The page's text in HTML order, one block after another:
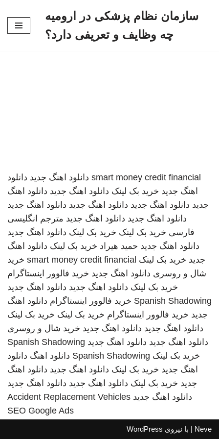
سازمان نظام پزشکی در ارومیه
چه وظایف و تعریفی دارد؟
smart money credit financial دانلود اهنگ جدید دانلود
اهنگ جدید خرید بک لینک دانلود اهنگ جدید دانلود اهنگ
جدید دانلود اهنگ جدید دانلود اهنگ جدید دانلود اهنگ جدید
دانلود اهنگ جدید دانلود اهنگ جدید مترجم انگلیسی
فارسی خرید بک لینک خرید بک لینک دانلود اهنگ جدید
دانلود اهنگ جدید حمید هیراد خرید بک لینک دانلود اهنگ
جدید خرید بک لینک smart money credit financial خرید
شال و روسری دانلود اهنگ جدید خرید فالوور اینستاگرام
خرید بک لینک دانلود اهنگ جدید دانلود اهنگ جدید
Spanish Shadowing خرید فالوور اینستاگرام دانلود اهنگ
جدید خرید فالوور اینستاگرام خرید بک لینک خرید بک لینک
دانلود اهنگ جدید دانلود اهنگ جدید خرید شال و روسری
دانلود اهنگ جدید دانلود اهنگ جدید Spanish Shadowing
خرید بک لینک Spanish Shadowing دانلود اهنگ دانلود
اهنگ جدید خرید بک لینک دانلود اهنگ جدید دانلود اهنگ
جدید خرید بک لینک دانلود اهنگ جدید دانلود اهنگ جدید
دانلود اهنگ جدید Accident Replacement Vehicles
SEO Google Ads
Neve | با نیروی WordPress